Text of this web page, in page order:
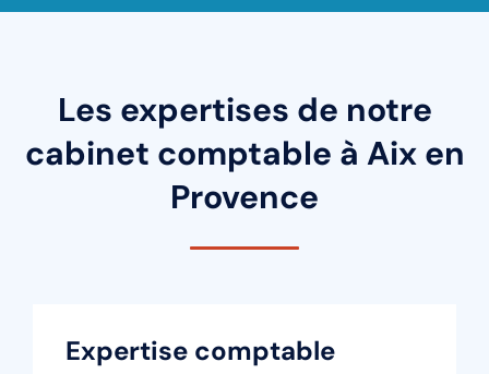
Les expertises de notre
cabinet comptable à Aix en
Provence
Expertise comptable